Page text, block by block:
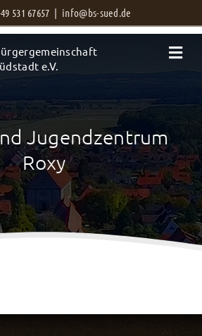
531 67657 | info@bs-sued.de
e.V.
Jugendzentrum
Roxy